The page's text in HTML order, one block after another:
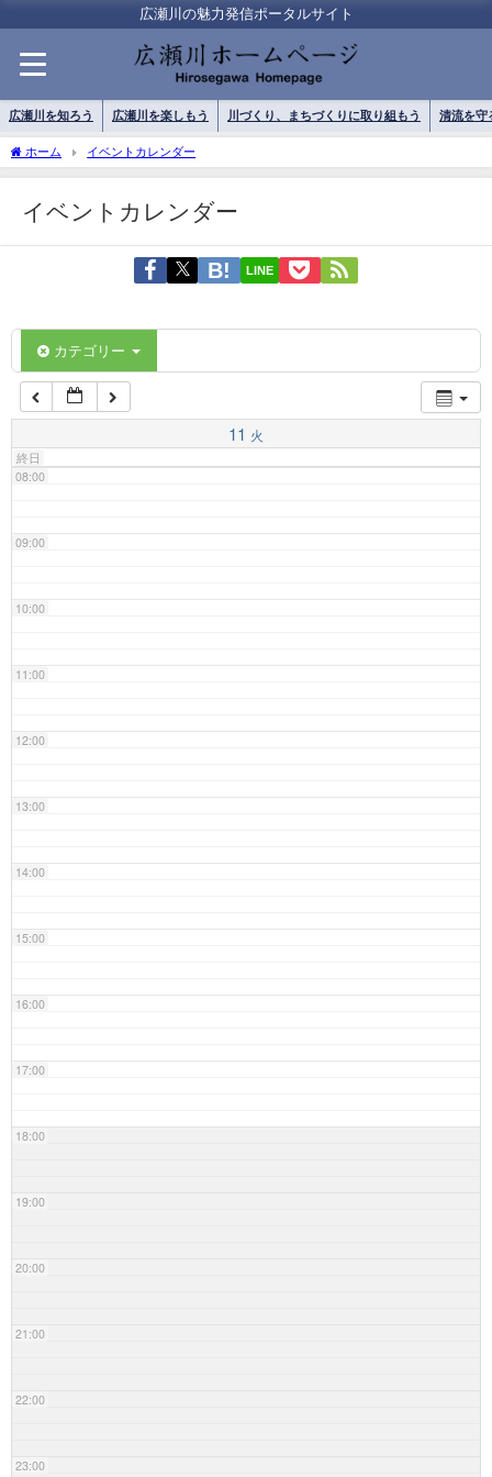
広瀬川の魅力発信ポータルサイト
広瀬川を知ろう 広瀬川を楽しもう 川づくり、まちづくりに取り組もう 清流を守
ホーム イベントカレンダー
イベントカレンダー
LINE
カテゴリー
11 火
終日
02:00
03:00
04:00
06:00
07:00
08:00
09:00
10:00
11:00
12:00
13:00
14:00
15:00
16:00
17:00
18:00
19:00
20:00
21:00
22:00
23:00